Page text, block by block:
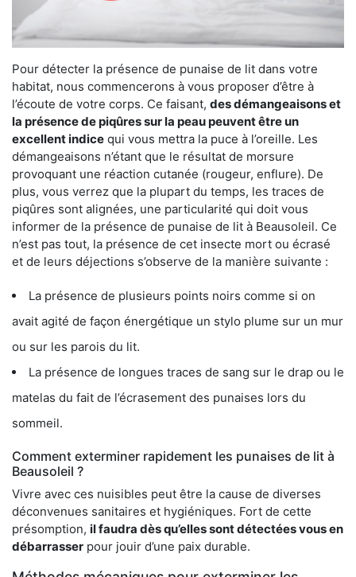
Pour détecter la présence de punaise de lit dans votre
habitat, nous commencerons à vous proposer d’être à
l’écoute de votre corps. Ce faisant, des démangeaisons et
la présence de piqûres sur la peau peuvent être un
excellent indice qui vous mettra la puce à l’oreille. Les
démangeaisons n’étant que le résultat de morsure
provoquant une réaction cutanée (rougeur, enflure). De
plus, vous verrez que la plupart du temps, les traces de
piqûres sont alignées, une particularité qui doit vous
informer de la présence de punaise de lit à Beausoleil. Ce
n’est pas tout, la présence de cet insecte mort ou écrasé
et de leurs déjections s’observe de la manière suivante :
La présence de plusieurs points noirs comme si on
avait agité de façon énergétique un stylo plume sur un mur
ou sur les parois du lit.
La présence de longues traces de sang sur le drap ou le
matelas du fait de l’écrasement des punaises lors du
sommeil.
Comment exterminer rapidement les punaises de lit à
Beausoleil ?
Vivre avec ces nuisibles peut être la cause de diverses
déconvenues sanitaires et hygiéniques. Fort de cette
présomption, il faudra dès qu’elles sont détectées vous en
débarrasser pour jouir d’une paix durable.